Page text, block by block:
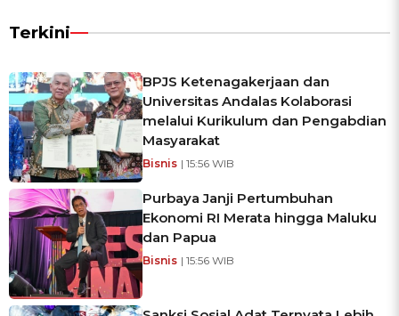
Terkini
BPJS Ketenagakerjaan dan
Universitas Andalas Kolaborasi
melalui Kurikulum dan Pengabdian
Masyarakat
Bisnis | 15:56 WIB
Purbaya Janji Pertumbuhan
Ekonomi RI Merata hingga Maluku
dan Papua
Bisnis | 15:56 WIB